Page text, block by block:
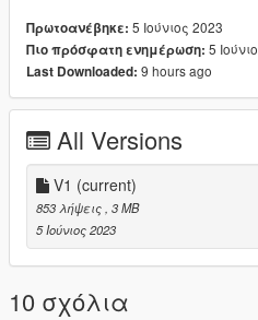
Criticism/Feedback is always
Πρωτοανέβηκε: 5 Ιούνιος 2023
Πιο πρόσφατη ενημέρωση: 5
Last Downloaded: 9 hours ago
All Versions
V1 (current)
853 λήψεις , 3 MB
5 Ιούνιος 2023
10 σχόλια